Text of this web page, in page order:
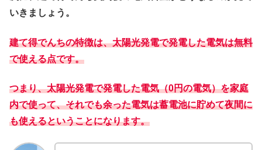
いきましょう。
建て得でんちの特徴は、太陽光発電で発電した電気は無料
で使える点です。
つまり、太陽光発電で発電した電気（0円の電気）を家庭
内で使って、それでも余った電気は蓄電池に貯めて夜間に
も使えるということになります。